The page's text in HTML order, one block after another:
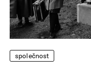
společnost